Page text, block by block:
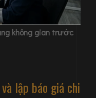
không gian trước
lập báo giá chi